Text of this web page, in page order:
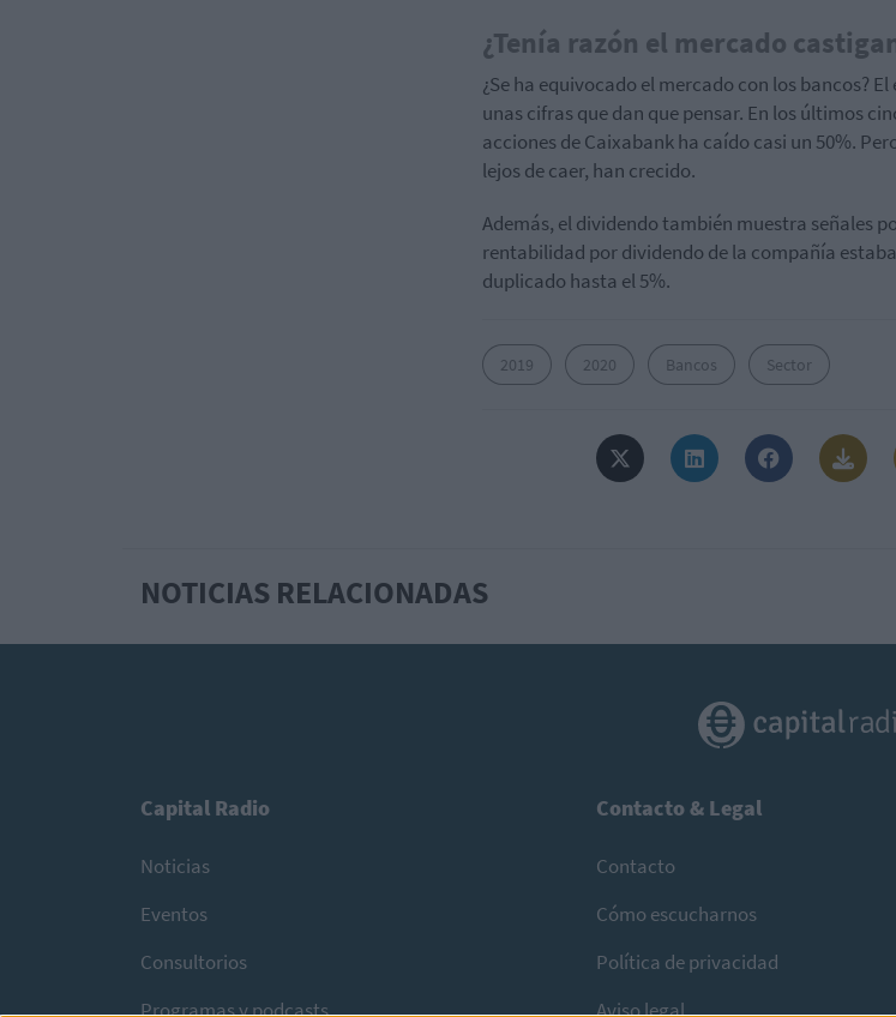
¿Tenía razón el mercado
¿Se ha equivocado el mercado con los bancos? El
unas cifras que dan que pensar. En los últimos
acciones de Caixabank ha caído casi un 50%.
lejos de caer, han crecido.
Además, el dividendo también muestra señales
rentabilidad por dividendo de la compañía estaba
duplicado hasta el 5%.
2019 2020 Bancos Sector
NOTICIAS RELACIONADAS
Capital Radio
Noticias
Eventos
Consultorios
Programas y podcasts
Contacto & Legal
Contacto
Cómo escucharnos
Política de privacidad
Aviso legal